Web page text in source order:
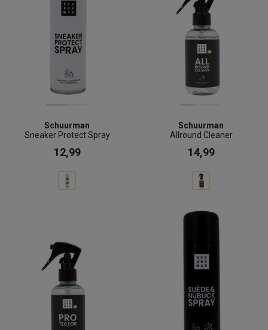
Schuurman
Sneaker Protect Spray
12,99
Schuurman
Allround Cleaner
14,99